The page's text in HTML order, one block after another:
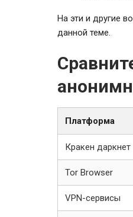
На эти и другие
данной теме.
Платформа
Кракен даркнет
Tor Browser
VPN-сервисы